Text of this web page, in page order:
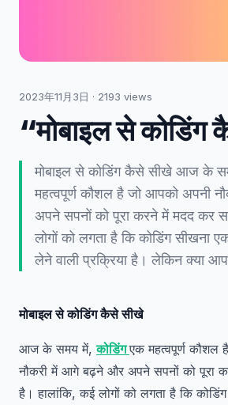
2023年11月3日 · 2193 views
“मोबाइल से
मोबाइल से कोडिंग कैसे सीखे आज के
महत्वपूर्ण कौशल है जो आपको अपनी
अपने सपनों को पूरा करने में मदद कर
लोगों को लगता है कि कोडिंग सीखना
लेने वाली प्रक्रिया है। लेकिन क्या
मोबाइल से कोडिंग कैसे सीखे
आज के समय में,कोडिंगएक महत्वपूर्ण कौशल
नौकरी में आगे बढ़ने और अपने सपनों को पूरा
है। हालांकि, कई लोगों को लगता है कि